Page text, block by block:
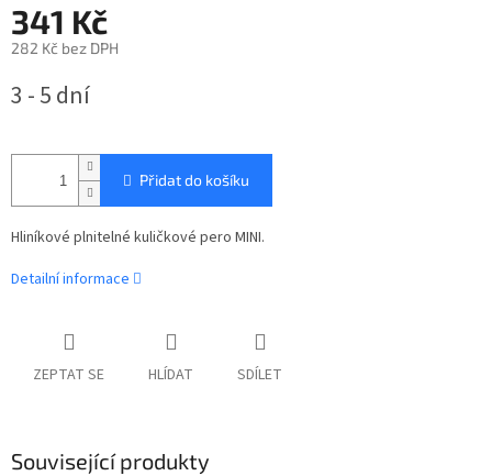
341 Kč
282 Kč bez DPH
cena:
3 - 5 dní
Přidat do košíku
Hliníkové plnitelné kuličkové pero MINI.
Detailní informace
ZEPTAT SE HLÍDAT SDÍLET
Související produkty